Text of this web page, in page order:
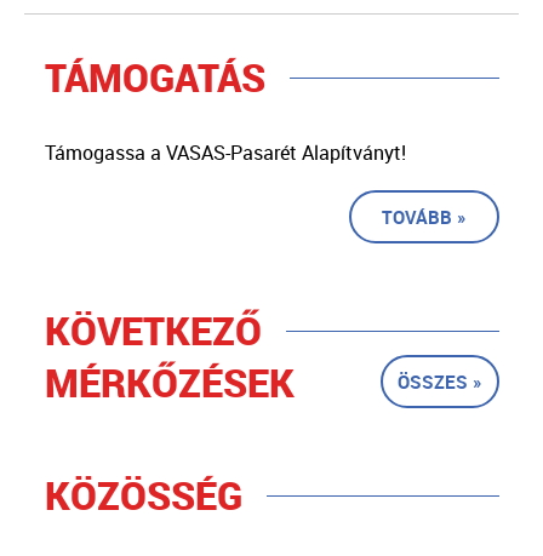
TÁMOGATÁS
Támogassa a VASAS-Pasarét Alapítványt!
TOVÁBB »
KÖVETKEZŐ
MÉRKŐZÉSEK
ÖSSZES »
KÖZÖSSÉG